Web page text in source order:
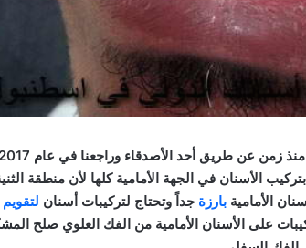
الأسنان في الجهة الأمامية كلها لأن منطقة
الأمامية بارزة جداً وتحتاج لتركيبات أسنان لتقويم
على الأسنان الأمامية من الفك العلوي صلح